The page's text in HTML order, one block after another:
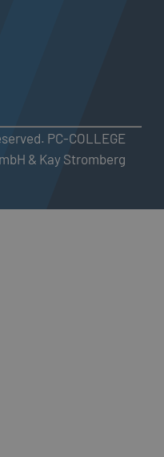
PC-COLLEGE
& Kay Stromberg